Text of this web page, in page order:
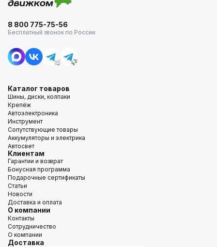
8 800 775-75-56
Бесплатный звонок по России
Каталог товаров
Шины, диски, колпаки
Крепёж
Автоэлектроника
Инструмент
Сопутствующие товары
Аккумуляторы и электрика
Автосвет
Клиентам
Гарантии и возврат
Бонусная программа
Подарочные сертификаты
Статьи
Новости
Доставка и оплата
О компании
Контакты
Сотрудничество
О компании
Доставка